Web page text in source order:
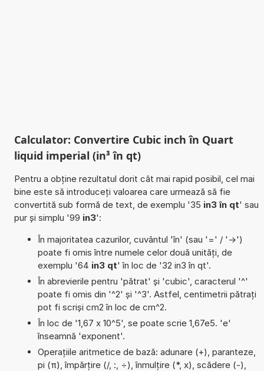
Calculator: Convertire Cubic inch în Quart
liquid imperial (in³ în qt)
Pentru a obține rezultatul dorit cât mai rapid posibil, cel mai
bine este să introduceți valoarea care urmează să fie
convertită sub formă de text, de exemplu '35 in3 în qt' sau
pur și simplu '99 in3':
În majoritatea cazurilor, cuvântul 'în' (sau '=' / '->')
poate fi omis între numele celor două unități, de
exemplu '64 in3 qt' în loc de '32 in3 în qt'.
În abrevierile pentru 'pătrat' și 'cubic', caracterul '^'
poate fi omis din '^2' și '^3'. Astfel, centimetrii pătrați
pot fi scriși cm2 în loc de cm^2.
În loc de '1,67 x 10^5', se poate scrie 1,67e5. 'e'
înseamnă 'exponent'.
Operațiile aritmetice de bază: adunare (+), paranteze,
pi (π), împărțire (/, :, ÷), înmulțire (*, x), scădere (-),